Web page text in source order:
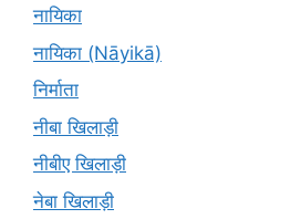
नायिका
नायिका (Nāyikā)
निर्माता
नीबा खिलाड़ी
नीबीए खिलाड़ी
नेबा खिलाड़ी